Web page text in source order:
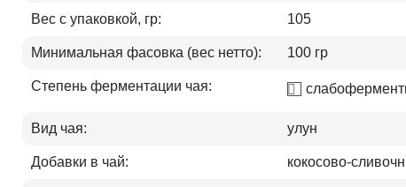
Вес с упаковкой, гр: 105
Минимальная фасовка (вес нетто): 100 гр
Степень ферментации чая:
Вид чая: улун
Добавки в чай: кокосово-